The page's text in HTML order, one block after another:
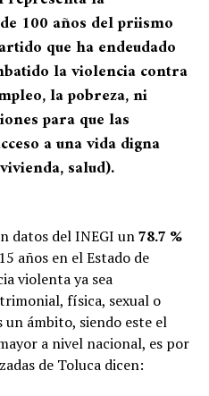
100 años del priismo
que ha endeudado
la violencia contra
la pobreza, ni
para que las
a una vida digna
salud).
datos del INEGI un78.7 %
años en el Estado de
violenta ya sea
física, sexual o
ámbito, siendo este el
a nivel nacional, es por
de Toluca dicen: